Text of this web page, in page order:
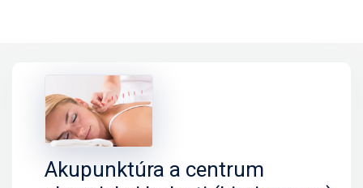
Akupunktúra a centrum